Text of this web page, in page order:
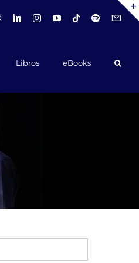
WhatsApp
LinkedInInstagramYouTubeTiktokSpotify
Libros eBooks